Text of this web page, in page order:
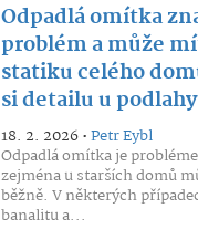
Odpadlá omítka
problém a může
statiku celého
si detailu u podlahy
18. 2. 2026 •Petr Eybl
Odpadlá omítka je
zejména u starších domů
běžně. V některých
banalitu a...